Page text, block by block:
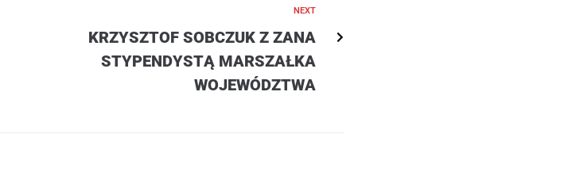
NEXT
KRZYSZTOF SOBCZUK Z ZANA
STYPENDYSTĄ MARSZAŁKA
WOJEWÓDZTWA